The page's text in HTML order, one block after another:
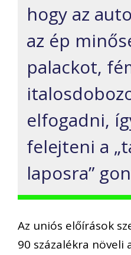
hogy az
az ép
palackot,
elfogadni,
felejteni a
laposra”
Az uniós előírások
90 százalékra növeli